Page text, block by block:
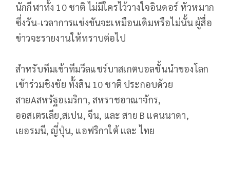
นักกีฬาทั้ง 10 ชาติ ไม่มีใครไว้วางใจอินดอร์ หัวหมาก
ซึ่งวัน-เวลาการแข่งขันจะเหมือนเดิมหรือไม่นั้น ผู้สื่อ
ข่าวจะรายงานให้ทราบต่อไป
สำหรับทีมเข้าทีมวีลแชร์บาสเกตบอลชั้นนำของโลก
เข้าร่วมชิงชัย ทั้งสิน 10 ชาติ ประกอบด้วย
สายAสหรัฐอเมริกา, สหราชอาณาจักร,
ออสเตรเลีย,สเปน, จีน, และ สาย B แคนนาดา,
เยอรมนี, ญี่ปุ่น, แอฟริกาใต้ และ ไทย